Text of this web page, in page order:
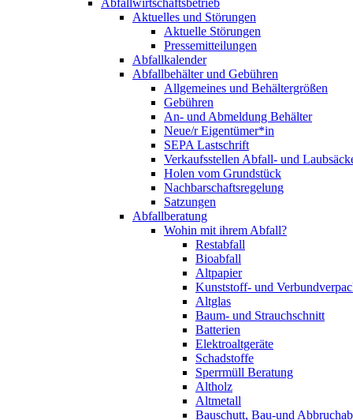
Abfallwirtschaftsbetrieb
Aktuelles und Störungen
Aktuelle Störungen
Pressemitteilungen
Abfallkalender
Abfallbehälter und Gebühren
Allgemeines und Behältergrößen
Gebühren
An- und Abmeldung Behälter
Neue/r Eigentümer*in
SEPA Lastschrift
Verkaufsstellen Abfall- und
Holen vom Grundstück
Nachbarschaftsregelung
Satzungen
Abfallberatung
Wohin mit ihrem Abfall?
Restabfall
Bioabfall
Altpapier
Kunststoff- und
Altglas
Baum- und Strauchschnitt
Batterien
Elektroaltgeräte
Schadstoffe
Sperrmüll Beratung
Altholz
Altmetall
Bauschutt, Bau-und